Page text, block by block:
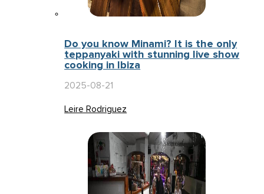
Do you know Minami? It is the only
teppanyaki with stunning live show
cooking in Ibiza
2025-08-21
Leire Rodriguez